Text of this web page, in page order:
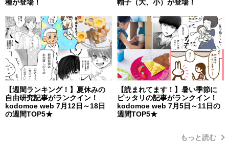
種が登場！
帽子（大、小）が登場！
【週間ランキング！】夏休みの
自由研究記事がランクイン！
kodomoe web 7月12日～18日
の週間TOP5★
【読まれてます！】暑い季節に
ピッタリの記事がランクイン！
kodomoe web 7月5日～11日の
週間TOP5★
もっと読む